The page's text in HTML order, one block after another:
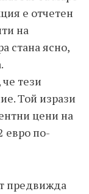
е отчетен
на
стана ясно,
тези
Той изрази
цени на
евро по-
предвижда